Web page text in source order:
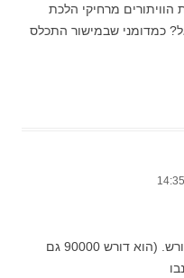
מרחיקי הלכת
כמדומני שבמישור התכלס
לדרוש את אותן דרישות שהצד השני דורש. (הוא דורש 90000 גם